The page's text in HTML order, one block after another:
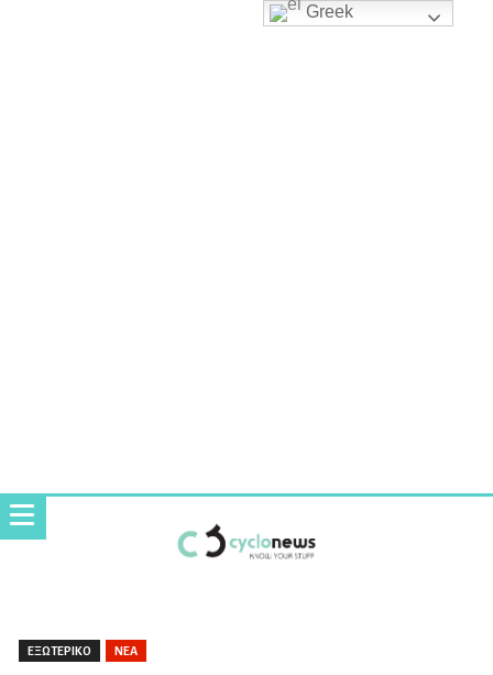
ΕΞΩΤΕΡΙΚΟ ΝΕΑ
Greek